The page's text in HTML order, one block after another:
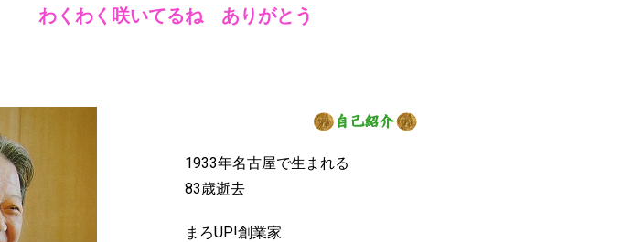
わくわく咲いてるね ありがとう
1933年名古屋で生まれる
83歳逝去
まろUP!創業家